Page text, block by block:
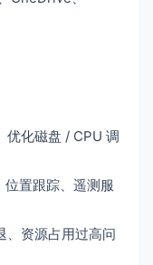
优化磁盘 / CPU 调
置跟踪、遥测服
、资源占用过高问